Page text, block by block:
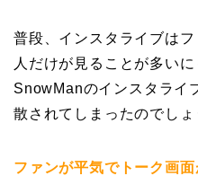
普段、インスタライブは
人だけが見ることが多い
SnowManのインスタライ
散されてしまったのでしょ
ファンが平気でトーク画